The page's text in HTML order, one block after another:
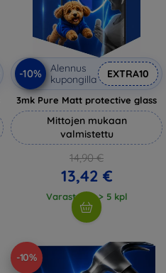
-10%
Alennus
kupongilla
EXTRA10
3mk Pure Matt protective glass
Mittojen mukaan
valmistettu
14,90 €
13,42 €
Varastossa > 5 kpl
-10%